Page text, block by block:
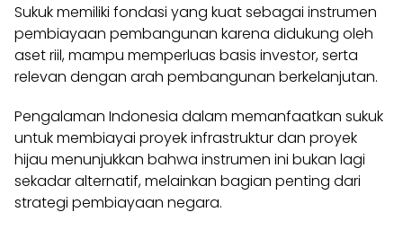
Sukuk memiliki fondasi yang kuat sebagai instrumen
pembiayaan pembangunan karena didukung oleh
aset riil, mampu memperluas basis investor, serta
relevan dengan arah pembangunan berkelanjutan.
Pengalaman Indonesia dalam memanfaatkan sukuk
untuk membiayai proyek infrastruktur dan proyek
hijau menunjukkan bahwa instrumen ini bukan lagi
sekadar alternatif, melainkan bagian penting dari
strategi pembiayaan negara.